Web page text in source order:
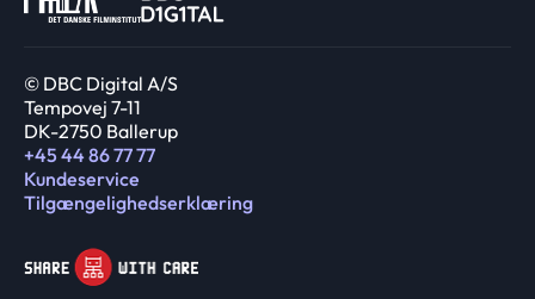
© DBC Digital A/S
Tempovej 7-11
DK-2750 Ballerup
+45 44 86 77 77
Kundeservice
Tilgængelighedserklæring